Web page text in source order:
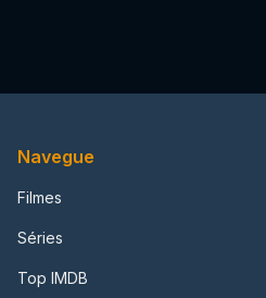
Navegue
Filmes
Séries
Top IMDB